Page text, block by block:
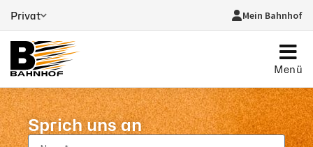
Privat Mein Bahnhof
Menü
Sprich uns an